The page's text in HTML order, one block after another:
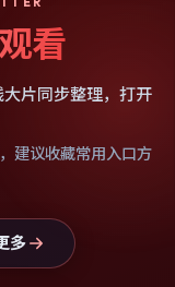
看
片同步整理，打开
建议收藏常用入口方
多